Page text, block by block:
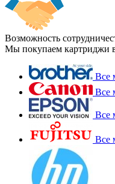
Возможность
Мы покупаем картриджи
Все
Все
Все
Все